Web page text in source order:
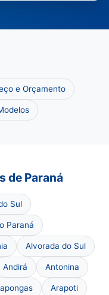
e Orçamento
de Paraná
Sul
Paraná
Alvorada do Sul
Andirá Antonina
Arapoti